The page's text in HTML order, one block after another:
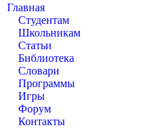
Главная
Студентам
Школьникам
Статьи
Библиотека
Словари
Программы
Игры
Форум
Контакты